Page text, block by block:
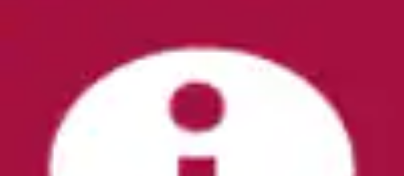
Polsterecke »ECLETTICO, Ecksofa, Stellmaße
288/163 cm, L-Form,Metall Kufen Füße,«...
CALIA ITALIA
Ursprünglicher PreisUVP 5.699,00 € Rabatt-
1.422,01 €
Aktueller Preis
4.276,99 €